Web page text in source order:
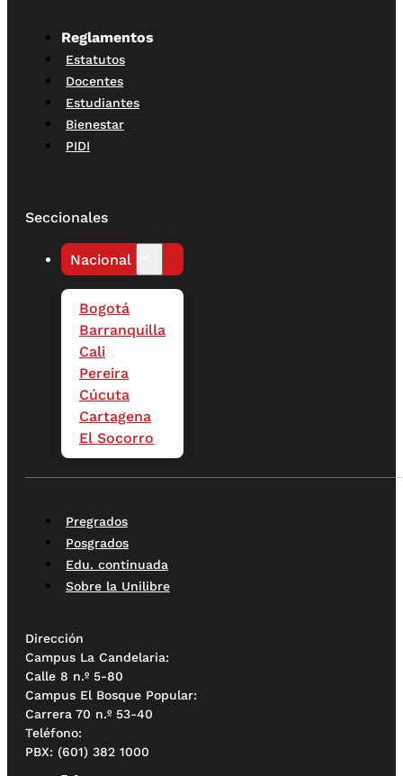
Reglamentos
Estatutos
Docentes
Estudiantes
Bienestar
PIDI
Seccionales
Nacional
Bogotá
Barranquilla
Cali
Pereira
Cúcuta
Cartagena
El Socorro
Pregrados
Posgrados
Edu. continuada
Sobre la Unilibre
Dirección
Campus La Candelaria:
Calle 8 n.º 5-80
Campus El Bosque Popular:
Carrera 70 n.º 53-40
Teléfono:
PBX: (601) 382 1000